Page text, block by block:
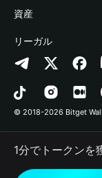
Help Center
お問い合わせ
ブランドリソース
キャリア
Crypto Swap API
Altcoin Season Index
Prediction Markets
DApp
RWA
Bitget Wallet Pay
プロジェクトを掲載
セキュリティ技術
暗号資産を購入
認証検出
コントラクト検出
一括送金
資産
Arbitrum
Avalanche
Bitcoin
Polygon
リーガル
プライバシーポリ
利用規約
© 2018-2026 Bitget
1分でトークンを